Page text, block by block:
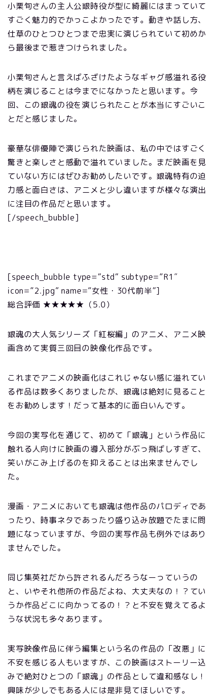
小栗旬さんの主人公銀時役が型に綺麗にはまっていて
すごく魅力的でかっこよかったです。動きや話し方、
仕草のひとつひとつまで忠実に演じられていて初めか
ら最後まで惹きつけられました。
小栗旬さんと言えばふざけたようなギャグ感溢れる役
柄を演じることは今までになかったと思います。今
回、この銀魂の役を演じられたことが本当にすごいこ
とだと感じました。
豪華な俳優陣で演じられた映画は、私の中ではすごく
驚きと楽しさと感動で溢れていました。まだ映画を見
ていない方にはぜひお勧めしたいです。銀魂特有の迫
力感と面白さは、アニメと少し違いますが様々な演出
に注目の作品だと思います。
[/speech_bubble]
[speech_bubble type=”std” subtype=”R1″
icon=”2.jpg” name=”女性・30代前半”]
総合評価 ★★★★★（5.0）
銀魂の大人気シリーズ「紅桜編」のアニメ、アニメ映
画含めて実質三回目の映像化作品です。
これまでアニメの映画化はこれじゃない感に溢れてい
る作品は数多くありましたが、銀魂は絶対に見ること
をお勧めします！だって基本的に面白いんです。
今回の実写化を通じて、初めて「銀魂」という作品に
触れる人向けに映画の導入部分がぶっ飛ばしすぎて、
笑いがこみ上げるのを抑えることは出来ませんでし
た。
漫画・アニメにおいても銀魂は他作品のパロディであ
ったり、時事ネタであったり盛り込み放題でたまに問
題になっていますが、今回の実写作品も例外ではあり
ませんでした。
同じ集英社だから許されるんだろうなーっていうの
と、いやそれ他所の作品だよね、大丈夫なの！？てい
うか作品どこに向かってるの！？と不安を覚えてるよ
うな状況も多々あります。
実写映像作品に伴う編集という名の作品の「改悪」に
不安を感じる人もいますが、この映画はストーリー込
みで絶対ひとつの「銀魂」の作品として違和感なし！
興味が少しでもある人には是非見てほしいです。